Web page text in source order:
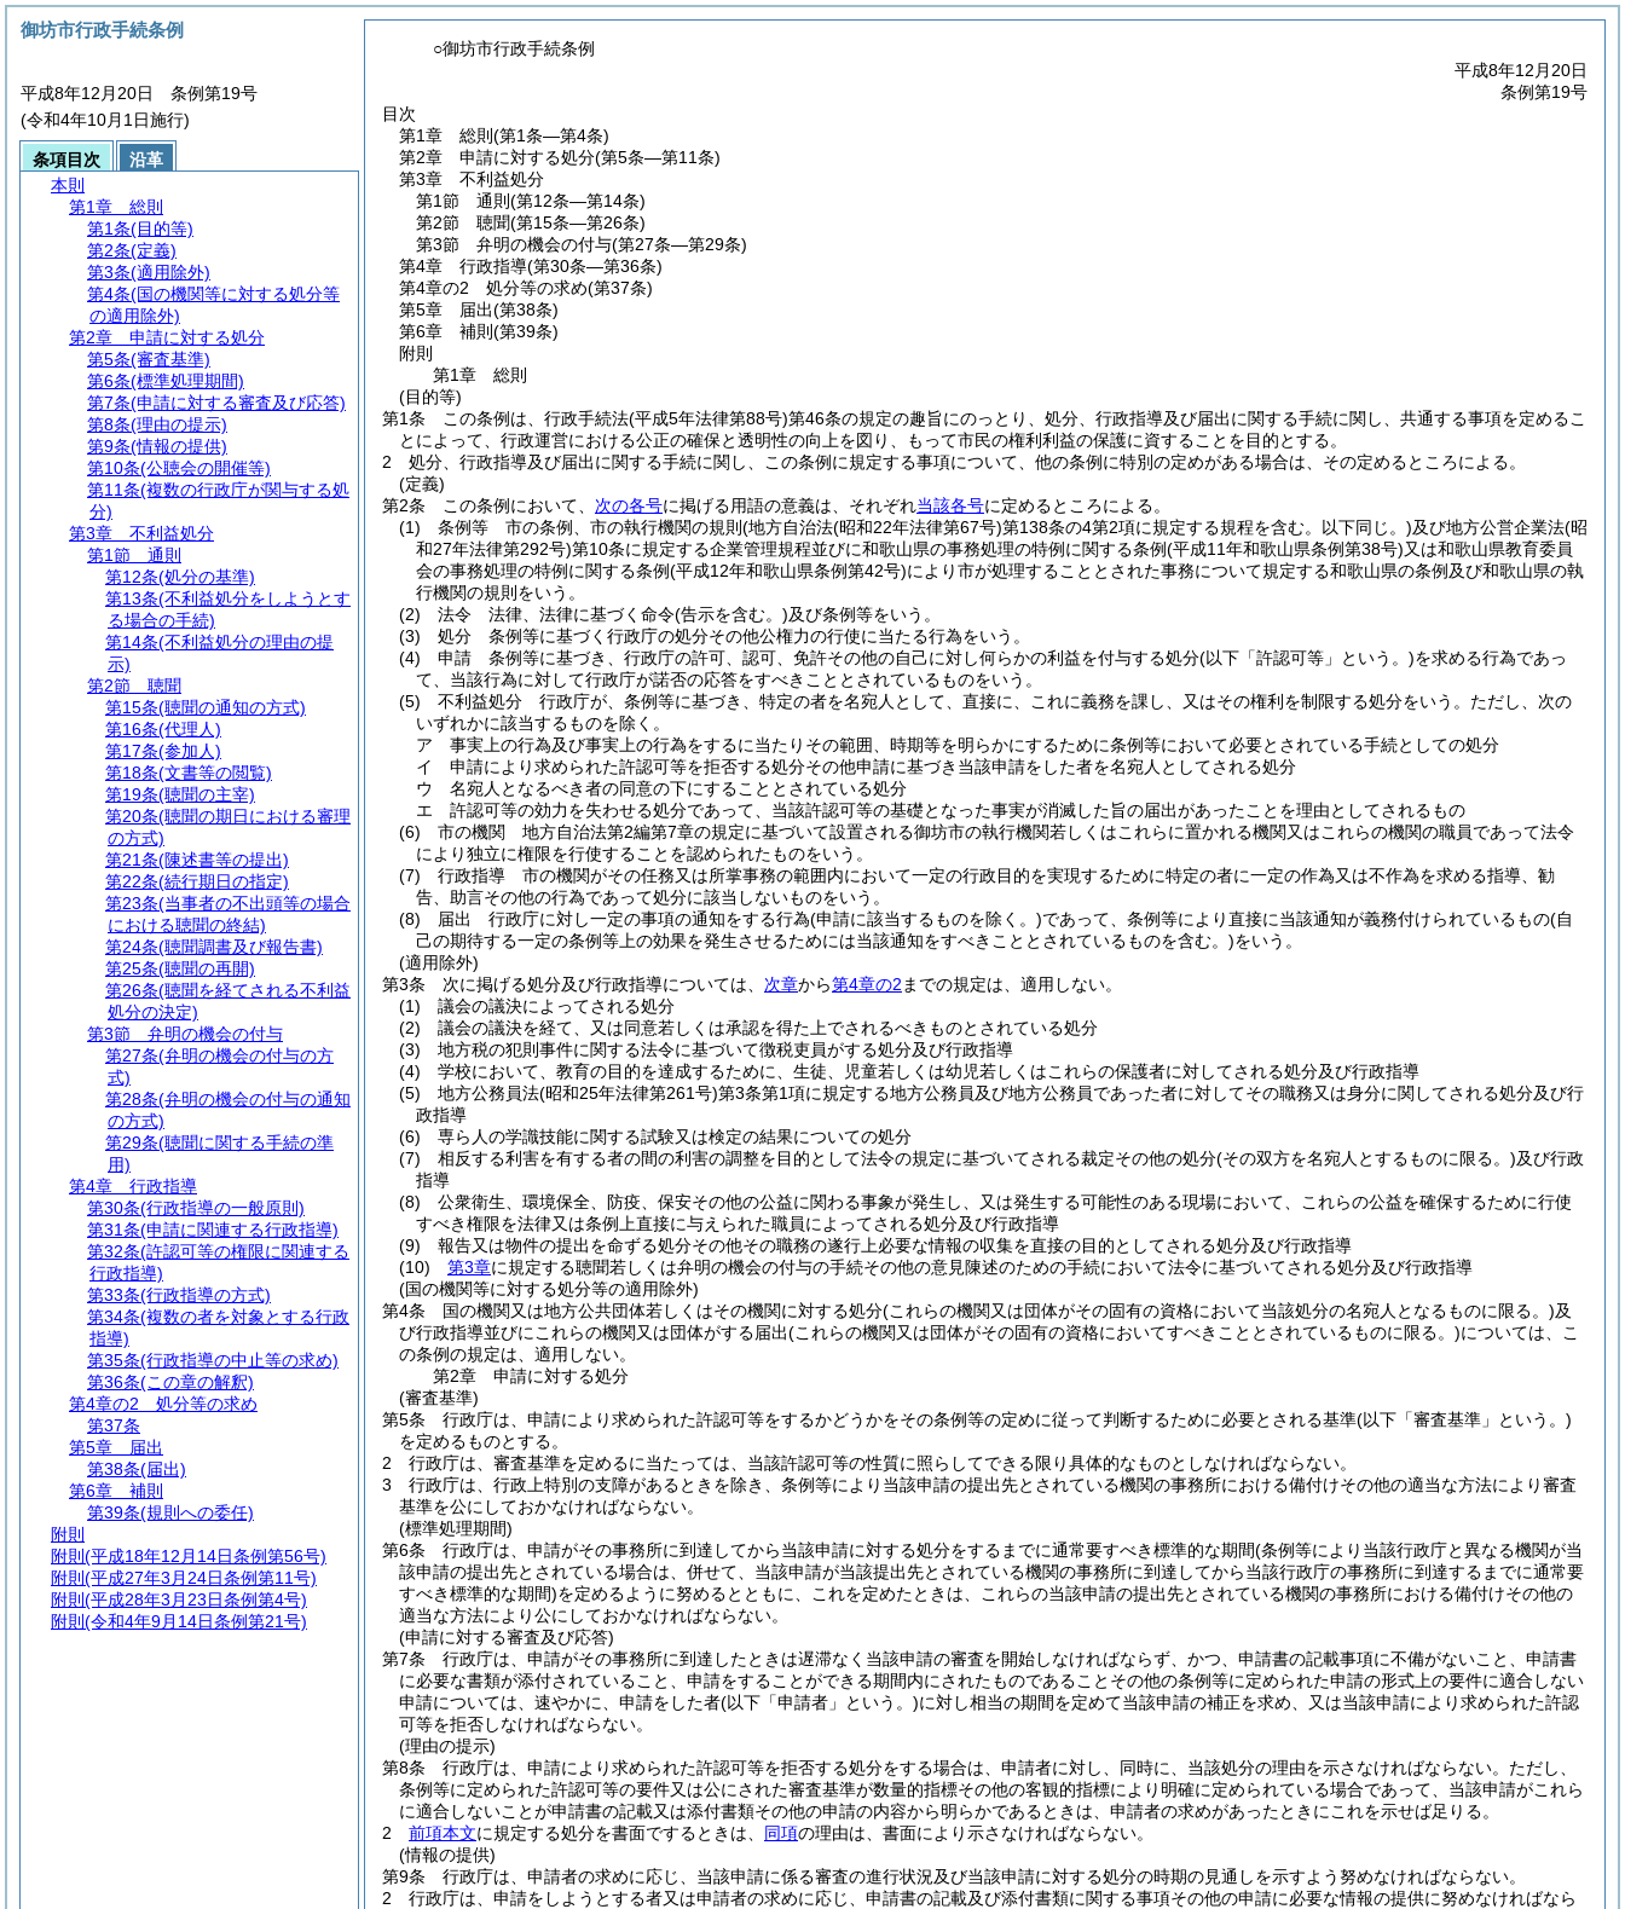
○御坊市行政手続条例
平成8年12月20日
条例第19号
目次
第1章
総則 (第1条―第4条)
第2章
申請に対する処分(第5条―第11条)
第3章
不利益処分
第1節
通則 (第12条―第14条)
第2節
聴聞(第15条―第26条)
第3節
弁明の機会の付与(第27条―第29条)
第4章
行政指導(第30条―第36条)
第4章の2
処分等の求め(第37条)
第5章
届出(第38条)
第6章
補則 (第39条)
附則
第1章
総則
(目的等)
第1条
この条例は、行政手続法(平成5年法律第88号)第46条の規定の趣旨にのっとり、処分、行政指導及び届出に関する手続に関し、共通する事項を定めるこ
とによって、行政運営における公正の確保と透明性の向上を図り、もって市民の権利利益の保護に資することを目的とする。
2
処分、行政指導及び届出に関する手続に関し、この条例に規定する事項について、他の条例に特別の定めがある場合は、その定めるところによる。
(定義)
第2条
この条例において、 次の各号に掲げる用語の意義は、それぞれ当該各号に定めるところによる。
(1)
条例等 市の条例、市の執行機関の規則 (地方自治法(昭和22年法律第67号)第138条の4第2項に規定する規程を含む。以下同じ。)及び地方公営企業法(昭
和27年法律第292号)第10条に規定する企業管理規程並びに和歌山県の事務処理の特例に関する条例(平成11年和歌山県条例第38号)又は和歌山県教育委員
会の事務処理の特例に関する条例(平成12年和歌山県条例第42号)により市が処理することとされた事務について規定する和歌山県の条例及び和歌山県の執
行機関の規則をいう。
(2)
法令 法律、法律に基づく命令(告示を含む。)及び条例等をいう。
(3)
処分 条例等に基づく行政庁の処分その他公権力の行使に当たる行為をいう。
(4)
申請 条例等に基づき、行政庁の許可、認可、免許その他の自己に対し何らかの利益を付与する処分(以下「許認可等」という。)を求める行為であっ
て、当該行為に対して行政庁が諾否の応答をすべきこととされているものをいう。
(5)
不利益処分 行政庁が、条例等に基づき、特定の者を名宛人として、直接に、これに義務を課し、又はその権利を制限する処分をいう。 ただし、次の
いずれかに該当するものを除く。
ア
事実上の行為及び事実上の行為をするに当たりその範囲、時期等を明らかにするために条例等において必要とされている手続としての処分
イ
申請により求められた許認可等を拒否する処分その他申請に基づき当該申請をした者を名宛人としてされる処分
ウ
名宛人となるべき者の同意の下にすることとされている処分
エ
許認可等の効力を失わせる処分であって、当該許認可等の基礎となった事実が消滅した旨の届出があったことを理由としてされるもの
(6)
市の機関 地方自治法第2編第7章の規定に基づいて設置される御坊市の執行機関若しくはこれらに置かれる機関又はこれらの機関の職員であって法令
により独立に権限を行使することを認められたものをいう。
(7)
行政指導 市の機関がその任務又は所掌事務の範囲内において一定の行政目的を実現するために特定の者に一定の作為又は不作為を求める指導、勧
告、助言その他の行為であって処分に該当しないものをいう。
(8)
届出 行政庁に対し一定の事項の通知をする行為(申請に該当するものを除く。)であって、条例等により直接に当該通知が義務付けられているもの(自
己の期待する一定の条例等上の効果を発生させるためには当該通知をすべきこととされているものを含む。)をいう。
(適用除外)
第3条
次に掲げる処分及び行政指導については、 次章から第4章の2 までの規定は、適用しない。
(1)
議会の議決によってされる処分
(2)
議会の議決を経て、又は同意若しくは承認を得た上でされるべきものとされている処分
(3)
地方税の犯則事件に関する法令に基づいて徴税吏員がする処分及び行政指導
(4)
学校において、教育の目的を達成するために、生徒、児童若しくは幼児若しくはこれらの保護者に対してされる処分及び行政指導
(5)
地方公務員法(昭和25年法律第261号)第3条第1項に規定する地方公務員及び地方公務員であった者に対してその職務又は身分に関してされる処分及び行
政指導
(6)
専ら人の学識技能に関する試験又は検定の結果についての処分
(7)
相反する利害を有する者の間の利害の調整を目的として法令の規定に基づいてされる裁定その他の処分(その双方を名宛人とするものに限る。)及び行政
指導
(8)
公衆衛生、環境保全、防疫、保安その他の公益に関わる事象が発生し、又は発生する可能性のある現場において、これらの公益を確保するために行使
すべき権限を法律又は条例上直接に与えられた職員によってされる処分及び行政指導
(9)
報告又は物件の提出を命ずる処分その他その職務の遂行上必要な情報の収集を直接の目的としてされる処分及び行政指導
(10)
第3章に規定する聴聞若しくは弁明の機会の付与の手続その他の意見陳述のための手続において法令に基づいてされる処分及び行政指導
(国の機関等に対する処分等の適用除外)
第4条
国の機関又は地方公共団体若しくはその機関に対する処分(これらの機関又は団体がその固有の資格において当該処分の名宛人となるものに限る。)及
び行政指導並びにこれらの機関又は団体がする届出(これらの機関又は団体がその固有の資格においてすべきこととされているものに限る。)については、こ
の条例の規定は、適用しない。
第2章
申請に対する処分
(審査基準)
第5条
行政庁は、申請により求められた許認可等をするかどうかをその条例等の定めに従って判断するために必要とされる基準(以下「審査基準」という。)
を定めるものとする。
2
行政庁は、審査基準を定めるに当たっては、当該許認可等の性質に照らしてできる限り具体的なものとしなければならない。
3
行政庁は、行政上特別の支障があるときを除き、条例等により当該申請の提出先とされている機関の事務所における備付けその他の適当な方法により審査
基準を公にしておかなければならない。
(標準処理期間)
第6条
行政庁は、申請がその事務所に到達してから当該申請に対する処分をするまでに通常要すべき標準的な期間(条例等により当該行政庁と異なる機関が当
該申請の提出先とされている場合は、併せて、当該申請が当該提出先とされている機関の事務所に到達してから当該行政庁の事務所に到達するまでに通常要
すべき標準的な期間)を定めるように努めるとともに、これを定めたときは、これらの当該申請の提出先とされている機関の事務所における備付けその他の
適当な方法により公にしておかなければならない。
(申請に対する審査及び応答)
第7条
行政庁は、申請がその事務所に到達したときは遅滞なく当該申請の審査を開始しなければならず、かつ、申請書の記載事項に不備がないこと、申請書
に必要な書類が添付されていること、申請をすることができる期間内にされたものであることその他の条例等に定められた申請の形式上の要件に適合しない
申請については、速やかに、申請をした者(以下「申請者」という。)に対し相当の期間を定めて当該申請の補正を求め、又は当該申請により求められた許認
可等を拒否しなければならない。
(理由の提示)
第8条
行政庁は、申請により求められた許認可等を拒否する処分をする場合は、申請者に対し、同時に、当該処分の理由を示さなければならない。 ただし、
条例等に定められた許認可等の要件又は公にされた審査基準が数量的指標その他の客観的指標により明確に定められている場合であって、当該申請がこれら
に適合しないことが申請書の記載又は添付書類その他の申請の内容から明らかであるときは、申請者の求めがあったときにこれを示せば足りる。
2
前項本文に規定する処分を書面でするときは、 同項の理由は、書面により示さなければならない。
(情報の提供)
第9条
行政庁は、申請者の求めに応じ、当該申請に係る審査の進行状況及び当該申請に対する処分の時期の見通しを示すよう努めなければならない。
2
行政庁は、申請をしようとする者又は申請者の求めに応じ、申請書の記載及び添付書類に関する事項その他の申請に必要な情報の提供に努めなければなら
御坊市行政手続条例
平成8年12月20日 条例第19号
(令和4年10月1日施行)
条項目次
沿革
本則
第1章
総則
第1条(目的等)
第2条(定義)
第3条(適用除外)
第4条(国の機関等に対する処分等
の適用除外)
第2章
申請に対する処分
第5条(審査基準)
第6条(標準処理期間)
第7条(申請に対する審査及び応答)
第8条(理由の提示)
第9条(情報の提供)
第10条(公聴会の開催等)
第11条(複数の行政庁が関与する処
分)
第3章
不利益処分
第1節
通則
第12条(処分の基準)
第13条(不利益処分をしようとす
る場合の手続)
第14条(不利益処分の理由の提
示)
第2節
聴聞
第15条(聴聞の通知の方式)
第16条(代理人)
第17条(参加人)
第18条(文書等の閲覧)
第19条(聴聞の主宰)
第20条(聴聞の期日における審理
の方式)
第21条(陳述書等の提出)
第22条(続行期日の指定)
第23条(当事者の不出頭等の場合
における聴聞の終結)
第24条(聴聞調書及び報告書)
第25条(聴聞の再開)
第26条(聴聞を経てされる不利益
処分の決定)
第3節
弁明の機会の付与
第27条(弁明の機会の付与の方
式)
第28条(弁明の機会の付与の通知
の方式)
第29条(聴聞に関する手続の準
用)
第4章
行政指導
第30条(行政指導の一般原則)
第31条(申請に関連する行政指導)
第32条(許認可等の権限に関連する
行政指導)
第33条(行政指導の方式)
第34条(複数の者を対象とする行政
指導)
第35条(行政指導の中止等の求め)
第36条(この章の解釈)
第4章の2
処分等の求め
第37条
第5章
届出
第38条(届出)
第6章
補則
第39条(規則への委任)
附則
附則 (平成18年12月14日条例第56号)
附則 (平成27年3月24日条例第11号)
附則 (平成28年3月23日条例第4号)
附則 (令和4年9月14日条例第21号)